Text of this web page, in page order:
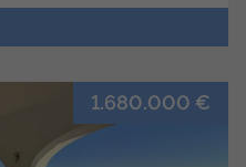
1.680.000 €